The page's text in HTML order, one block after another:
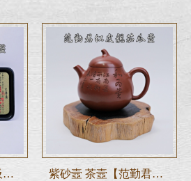
蘭亭序/清明上河圖吸水黑陶壼墊 吸水壼承 紫砂壼 茶壼【范勤君紅皮龍茄瓜壼-170ml】工藝師手作